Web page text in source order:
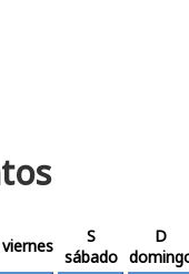
viernes
S
sábado
D